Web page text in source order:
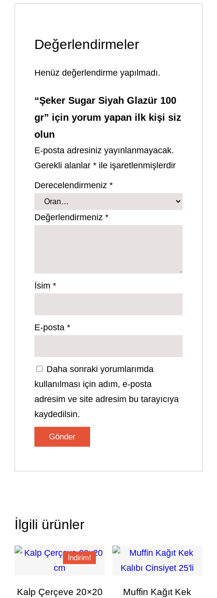
Değerlendirmeler
Henüz değerlendirme yapılmadı.
“Şeker Sugar Siyah Glazür 100
gr” için yorum yapan ilk kişi siz
olun
E-posta adresiniz yayınlanmayacak.
Gerekli alanlar* ile işaretlenmişlerdir
Derecelendirmeniz*
Değerlendirmeniz*
İsim*
E-posta*
Daha sonraki yorumlarımda
kullanılması için adım, e-posta
adresim ve site adresim bu tarayıcıya
kaydedilsin.
İlgili ürünler
İndirim!
Kalp Çerçeve 20×20
Muffin Kağıt Kek